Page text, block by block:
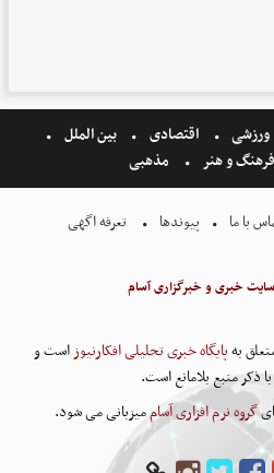
ورزشی اقتصادی
بین الملل
فرهنگ و هنر مذهبی
با ما پیوندها تعرفه اگهی
خبری و خبرگزاری آسام
بهپایگاه خبری تحلیلی افکارنیوزاست و
ذکر منبع بلامانع است.
گروه نرم افزاری آساممیزبانی می شود.